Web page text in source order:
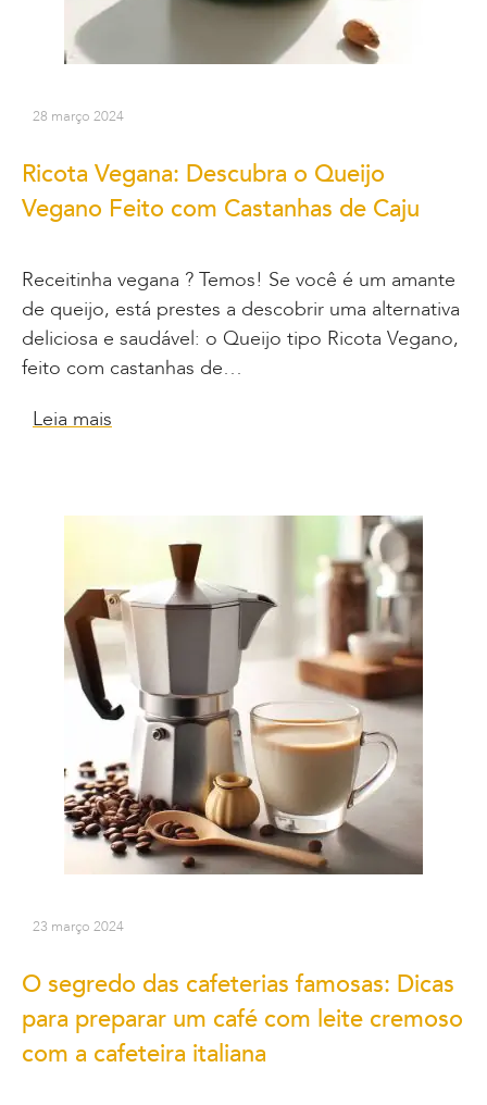
28 março 2024
Ricota Vegana: Descubra o Queijo
Vegano Feito com Castanhas de Caju
Receitinha vegana ? Temos! Se você é um amante
de queijo, está prestes a descobrir uma alternativa
deliciosa e saudável: o Queijo tipo Ricota Vegano,
feito com castanhas de…
Leia mais
23 março 2024
O segredo das cafeterias famosas: Dicas
para preparar um café com leite cremoso
com a cafeteira italiana